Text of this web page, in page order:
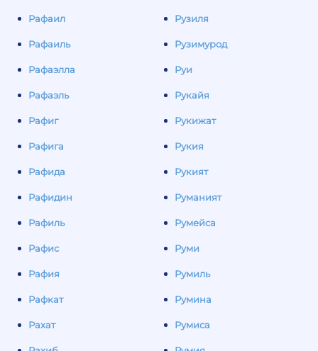
Рафаил
Рафаиль
Рафаэлла
Рафаэль
Рафиг
Рафига
Рафида
Рафидин
Рафиль
Рафис
Рафия
Рафкат
Рахат
Рузиля
Рузимурод
Руи
Рукайя
Рукижат
Рукия
Рукият
Руманият
Румейса
Руми
Румиль
Румина
Румиса